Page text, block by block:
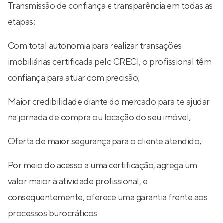
Transmissão de confiança e transparência em todas as
etapas;
Com total autonomia para realizar transações
imobiliárias certificada pelo CRECI, o profissional têm
confiança para atuar com precisão;
Maior credibilidade diante do mercado para te ajudar
na jornada de compra ou locação do seu imóvel;
Oferta de maior segurança para o cliente atendido;
Por meio do acesso a uma certificação, agrega um
valor maior à atividade profissional, e
consequentemente, oferece uma garantia frente aos
processos burocráticos.